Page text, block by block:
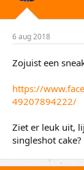
6 aug 2018
Zojuist een
https://
49207894222/
Ziet er leuk uit,
singleshot cake?